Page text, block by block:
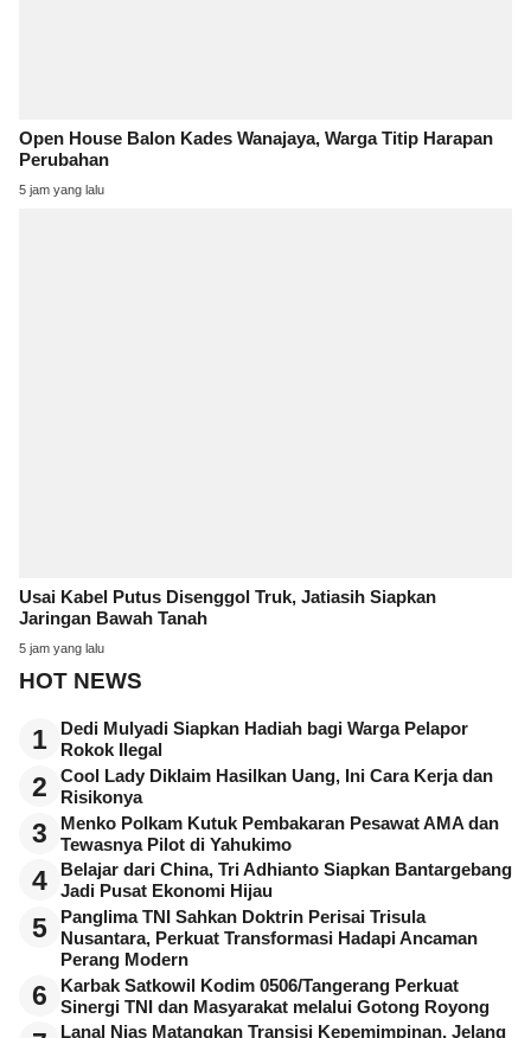
Open House Balon Kades Wanajaya, Warga Titip Harapan
Perubahan
5 jam yang lalu
Usai Kabel Putus Disenggol Truk, Jatiasih Siapkan
Jaringan Bawah Tanah
5 jam yang lalu
HOT NEWS
1
Dedi Mulyadi Siapkan Hadiah bagi Warga Pelapor
Rokok Ilegal
2
Cool Lady Diklaim Hasilkan Uang, Ini Cara Kerja dan
Risikonya
3
Menko Polkam Kutuk Pembakaran Pesawat AMA dan
Tewasnya Pilot di Yahukimo
4
Belajar dari China, Tri Adhianto Siapkan Bantargebang
Jadi Pusat Ekonomi Hijau
5
Panglima TNI Sahkan Doktrin Perisai Trisula
Nusantara, Perkuat Transformasi Hadapi Ancaman
Perang Modern
6
Karbak Satkowil Kodim 0506/Tangerang Perkuat
Sinergi TNI dan Masyarakat melalui Gotong Royong
Lanal Nias Matangkan Transisi Kepemimpinan, Jelang